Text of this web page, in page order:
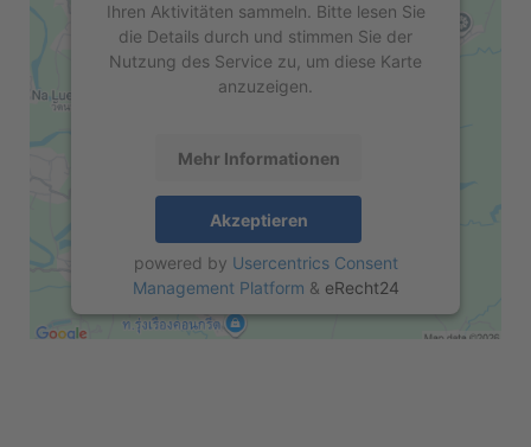
Ihren Aktivitäten sammeln. Bitte lesen Sie
die Details durch und stimmen Sie der
Nutzung des Service zu, um diese Karte
anzuzeigen.
Mehr Informationen
Akzeptieren
powered by Usercentrics Consent
Management Platform & eRecht24